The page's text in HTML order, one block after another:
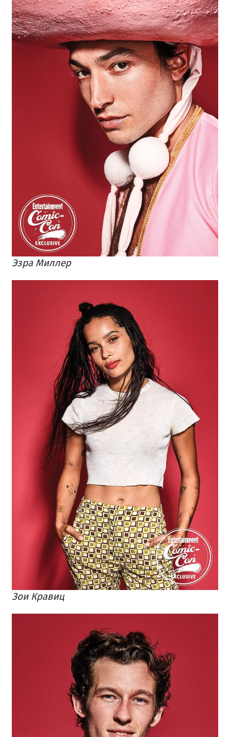
Эзра Миллер
Зои Кравиц